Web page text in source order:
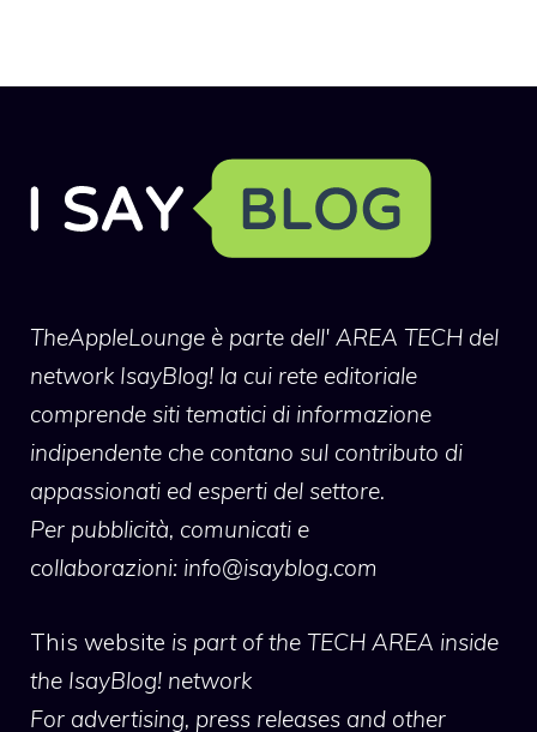
TheAppleLounge è parte dell' AREA TECH del
network IsayBlog! la cui rete editoriale
comprende siti tematici di informazione
indipendente che contano sul contributo di
appassionati ed esperti del settore.
Per pubblicità, comunicati e
collaborazioni: info@isayblog.com
This website is part of the TECH AREA inside
the IsayBlog! network
For advertising, press releases and other